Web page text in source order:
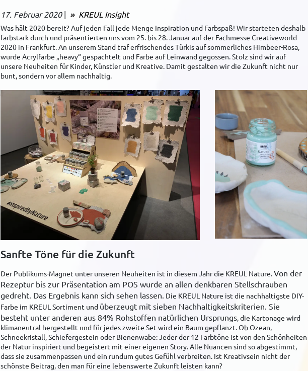
17. Februar 2020 | KREUL Insight
Was hält 2020 bereit? Auf jeden Fall jede Menge Inspiration und Farbspaß! Wir starteten deshalb
farbstark durch und präsentierten uns vom 25. bis 28. Januar auf der Fachmesse Creativeworld
2020 in Frankfurt. An unserem Stand traf erfrischendes Türkis auf sommerliches Himbeer-Rosa,
wurde Acrylfarbe „heavy“ gespachtelt und Farbe auf Leinwand gegossen. Stolz sind wir auf
unsere Neuheiten für Kinder, Künstler und Kreative. Damit gestalten wir die Zukunft nicht nur
bunt, sondern vor allem nachhaltig.
Sanfte Töne für die Zukunft
Der Publikums-Magnet unter unseren Neuheiten ist in diesem Jahr die KREUL Nature.Von der
Rezeptur bis zur Präsentation am POS wurde an allen denkbaren Stellschrauben
gedreht. Das Ergebnis kann sich sehen lassen. Die KREUL Nature ist die nachhaltigste DIY-
Farbe im KREUL Sortiment und überzeugt mit sieben Nachhaltigkeitskriterien. Sie
besteht unter anderen aus 84% Rohstoffen natürlichen Ursprungs, die Kartonage wird
klimaneutral hergestellt und für jedes zweite Set wird ein Baum gepflanzt. Ob Ozean,
Schneekristall, Schiefergestein oder Bienenwabe: Jeder der 12 Farbtöne ist von den Schönheiten
der Natur inspiriert und begeistert mit einer eigenen Story. Alle Nuancen sind so abgestimmt,
dass sie zusammenpassen und ein rundum gutes Gefühl verbreiten. Ist Kreativsein nicht der
schönste Beitrag, den man für eine lebenswerte Zukunft leisten kann?